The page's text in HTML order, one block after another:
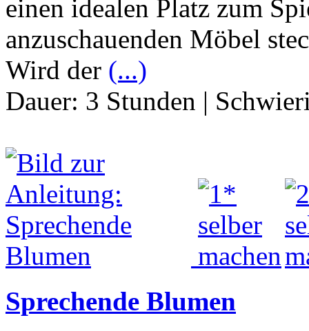
einen idealen Platz zum
anzuschauenden Möbel
Wird der (...)
Dauer: 3 Stunden |
Sprechende Blumen